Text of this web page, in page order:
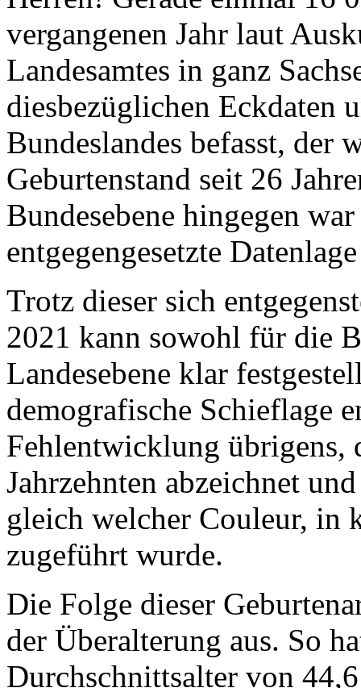
vergangenen Jahr laut
Landesamtes in ganz
diesbezüglichen Eckdaten
Bundeslandes befasst, der
Geburtenstand seit 26
Bundesebene hingegen
entgegengesetzte
Trotz dieser sich
2021 kann sowohl für die
Landesebene klar
demografische Schieflage
Fehlentwicklung übrigens,
Jahrzehnten abzeichnet
gleich welcher Couleur, in
zugeführt wurde.
Die Folge dieser
der Überalterung aus. So
Durchschnittsalter von